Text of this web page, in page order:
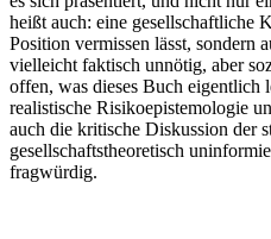
heißt auch: eine gesellschaftliche
Position vermissen lässt, sondern
vielleicht faktisch unnötig, aber
offen, was dieses Buch eigentlich
realistische Risikoepistemologie
auch die kritische Diskussion der
gesellschaftstheoretisch
fragwürdig.